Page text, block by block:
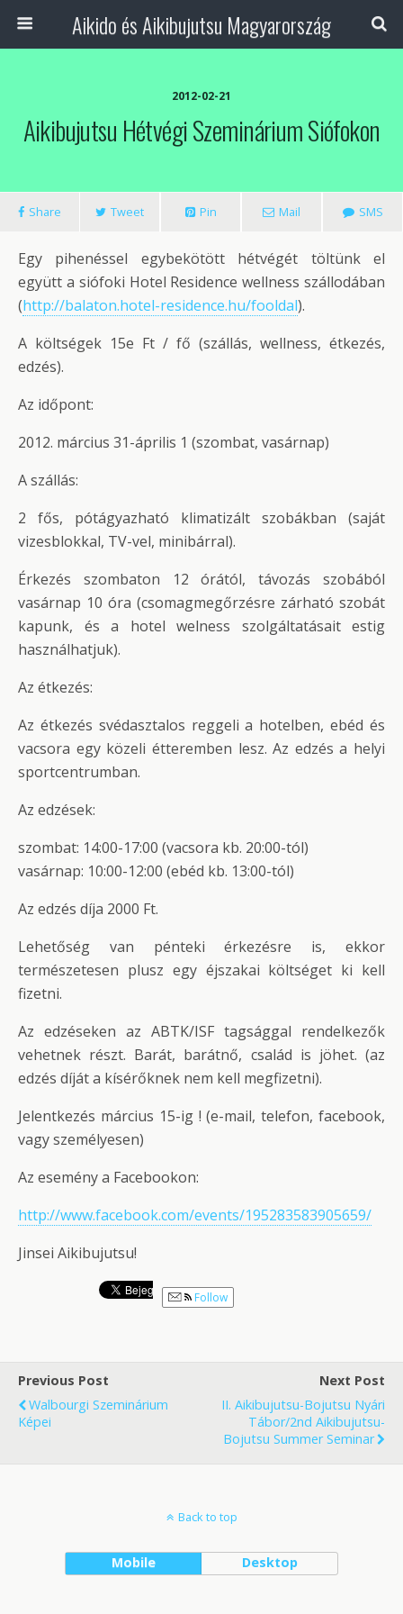
Aikido és Aikibujutsu Magyarország
2012-02-21
Aikibujutsu Hétvégi Szeminárium Siófokon
Share Tweet Pin Mail SMS
Egy pihenéssel egybekötött hétvégét töltünk el
együtt a siófoki Hotel Residence wellness szállodában
(http://balaton.hotel-residence.hu/fooldal).
A költségek 15e Ft / fő (szállás, wellness, étkezés,
edzés).
Az időpont:
2012. március 31-április 1 (szombat, vasárnap)
A szállás:
2 fős, pótágyazható klimatizált szobákban (saját
vizesblokkal, TV-vel, minibárral).
Érkezés szombaton 12 órától, távozás szobából
vasárnap 10 óra (csomagmegőrzésre zárható szobát
kapunk, és a hotel welness szolgáltatásait estig
használhatjuk).
Az étkezés:
Az étkezés svédasztalos reggeli a hotelben, ebéd és
vacsora egy közeli étteremben lesz. Az edzés a helyi
sportcentrumban.
Az edzések:
szombat: 14:00-17:00 (vacsora kb. 20:00-tól)
vasárnap: 10:00-12:00 (ebéd kb. 13:00-tól)
Az edzés díja 2000 Ft.
Lehetőség van pénteki érkezésre is, ekkor
természetesen plusz egy éjszakai költséget ki kell
fizetni.
Az edzéseken az ABTK/ISF tagsággal rendelkezők
vehetnek részt. Barát, barátnő, család is jöhet. (az
edzés díját a kísérőknek nem kell megfizetni).
Jelentkezés március 15-ig ! (e-mail, telefon, facebook,
vagy személyesen)
Az esemény a Facebookon:
http://www.facebook.com/events/195283583905659/
Jinsei Aikibujutsu!
Follow
Previous Post
Walbourgi Szeminárium
Képei
Next Post
II. Aikibujutsu-Bojutsu Nyári
Tábor/2nd Aikibujutsu-
Bojutsu Summer Seminar
Back to top
Mobile Desktop